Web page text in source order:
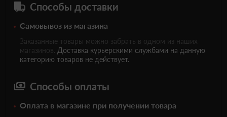
Способы доставки
Самовывоз из магазина
Заказанные товары можно забрать в одном из наших
магазинов. Доставка курьерскими службами на данную
категорию товаров не действует.
Способы оплаты
Оплата в магазине при получении товара